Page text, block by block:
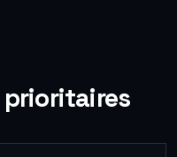
prioritaires